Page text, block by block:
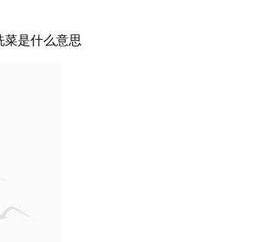
菜是什么意思